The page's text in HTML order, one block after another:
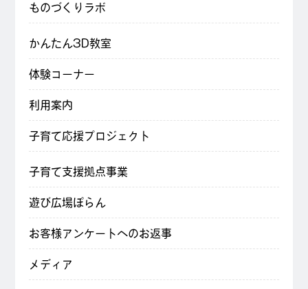
ものづくりラボ
かんたん3D教室
体験コーナー
利用案内
子育て応援プロジェクト
子育て支援拠点事業
遊び広場ぽらん
お客様アンケートへのお返事
メディア